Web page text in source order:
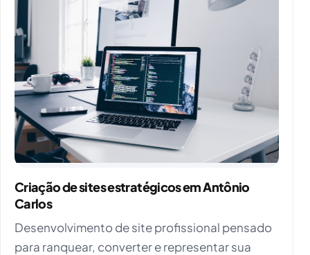
Criação de sites estratégicos em Antônio
Carlos
Desenvolvimento de site profissional pensado
para ranquear, converter e representar sua